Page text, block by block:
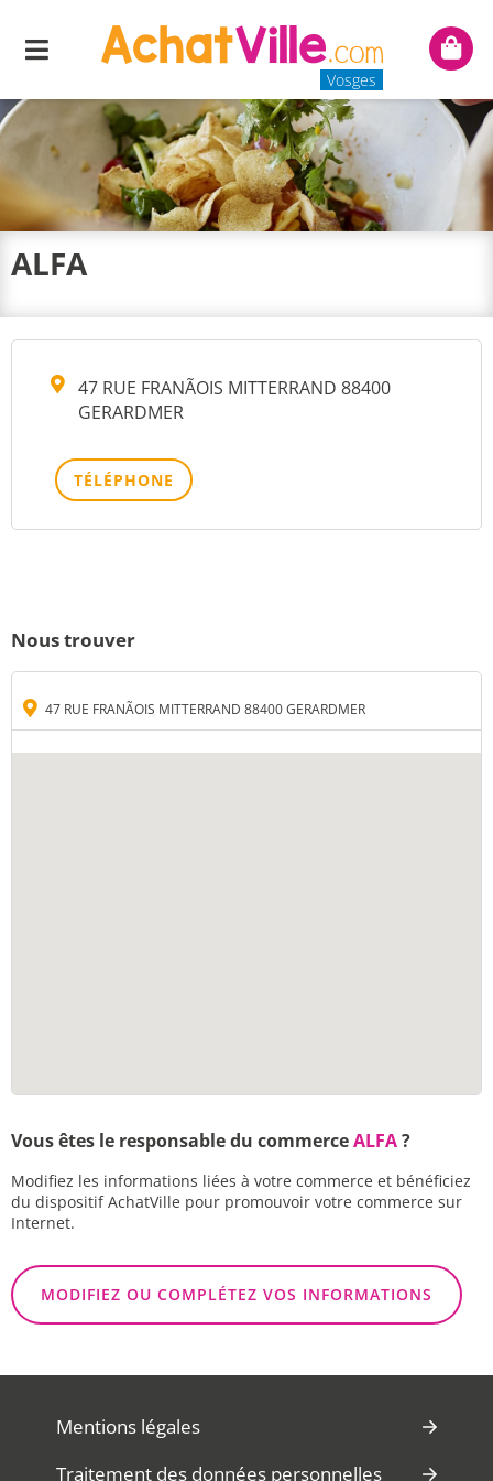
Menu
Vosges
Mon
ALFA
47 RUE FRANÃOIS MITTERRAND 88400
GERARDMER
TÉLÉPHONE
Nous trouver
47 RUE FRANÃOIS MITTERRAND 88400 GERARDMER
Vous êtes le responsable du commerceALFA?
Modifiez les informations liées à votre commerce et bénéficiez
du dispositif AchatVille pour promouvoir votre commerce sur
Internet.
MODIFIEZ OU COMPLÉTEZ VOS INFORMATIONS
Mentions légales
Traitement des données personnelles